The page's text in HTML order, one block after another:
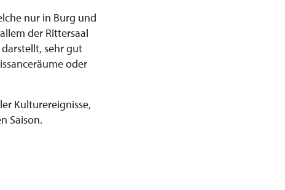
nur in Burg und
der Rittersaal
sehr gut
oder
Kulturereignisse,
Saison.